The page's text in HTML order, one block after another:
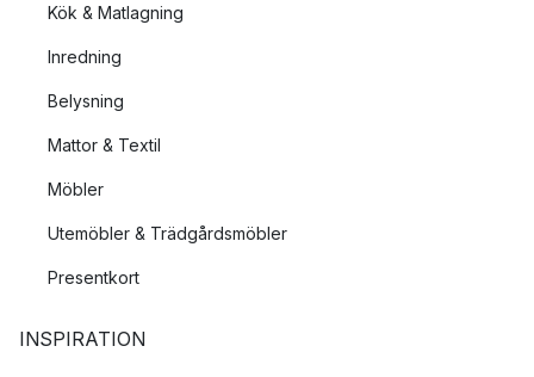
Kök & Matlagning
Inredning
Belysning
Mattor & Textil
Möbler
Utemöbler & Trädgårdsmöbler
Presentkort
INSPIRATION